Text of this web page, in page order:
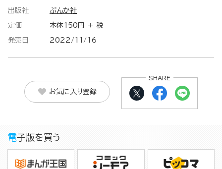
出版社 ぶんか社
定価 本体150円 ＋ 税
発売日 2022/11/16
お気に入り登録
SHARE
電子版を買う